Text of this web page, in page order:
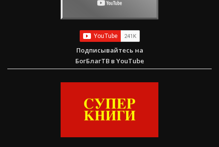
Подписывайтесь на
БогБлагТВ в YouTube